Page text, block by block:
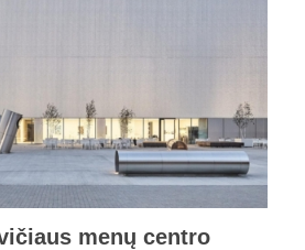
menų centro